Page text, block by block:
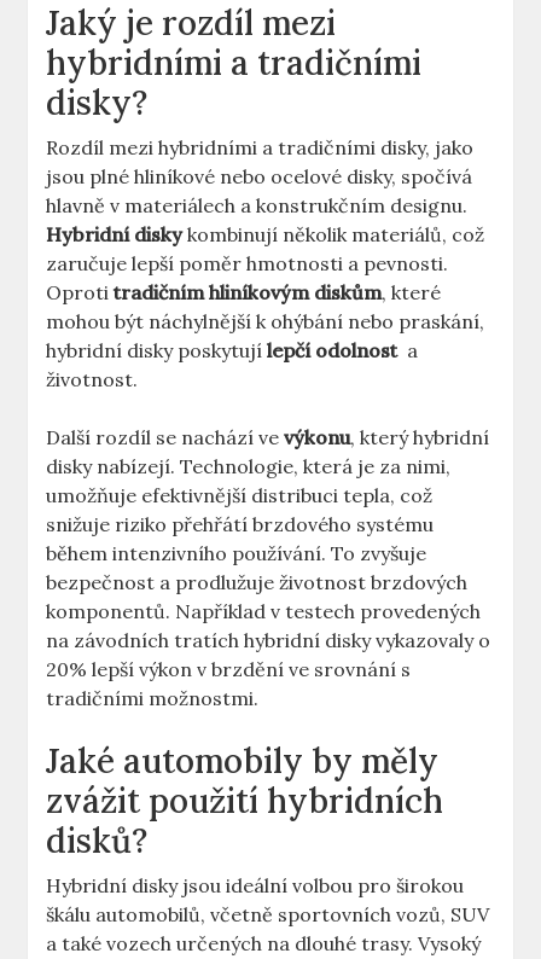
Jaký ⁤je ‍rozdíl mezi
hybridními a tradičními
disky?
Rozdíl mezi hybridními a tradičními disky, jako
jsou plné ​hliníkové ​nebo ocelové⁤ disky, spočívá
hlavně⁢ v ‍materiálech a konstrukčním designu. ‌
Hybridní diskykombinují několik materiálů, což
zaručuje lepší ⁣poměr hmotnosti a pevnosti.
Oprotitradičním hliníkovým diskům, které ​
mohou být​ náchylnější ⁣k ohýbání nebo praskání,
hybridní disky ​poskytujílepčí odolnost​ a
životnost.
Další rozdíl se nachází ve‌výkonu, který hybridní
disky nabízejí. Technologie, ⁢která je za nimi, ​
umožňuje efektivnější distribuci tepla, což ​
snižuje riziko přehřátí brzdového systému
‌během intenzivního ‍používání.​ To zvyšuje
bezpečnost​ a prodlužuje životnost brzdových
komponentů. Například​ v testech provedených
na‌ závodních tratích hybridní⁣ disky vykazovaly o
20% lepší výkon⁢ v ⁣brzdění ​ve srovnání s
tradičními možnostmi.
Jaké automobily by měly
zvážit použití hybridních
disků?
Hybridní⁣ disky ⁢jsou ideální volbou​ pro širokou
škálu automobilů, včetně sportovních ‌vozů, ⁢SUV‍
a také vozech určených na ‍dlouhé trasy. Vysoký⁢